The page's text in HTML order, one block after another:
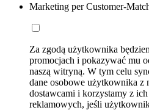
Marketing per Customer-
Za zgodą użytkownika
promocjach i pokazywać mu
naszą witryną. W tym celu
dane osobowe użytkownika z
dostawcami i korzystamy z
reklamowych, jeśli